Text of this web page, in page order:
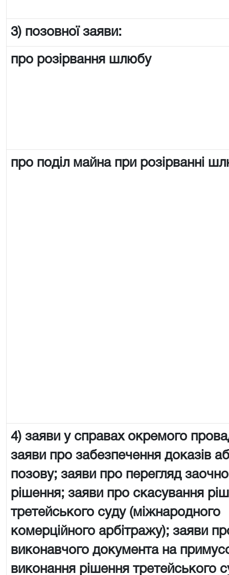
3) позовної заяви:
про розірвання шлюбу
про поділ майна при розірванні
4) заяви у справах окремого
заяви про забезпечення доказів
позову; заяви про перегляд
рішення; заяви про скасування
третейського суду (міжнародного
комерційного арбітражу); заяви
виконавчого документа на
виконання рішення третейського